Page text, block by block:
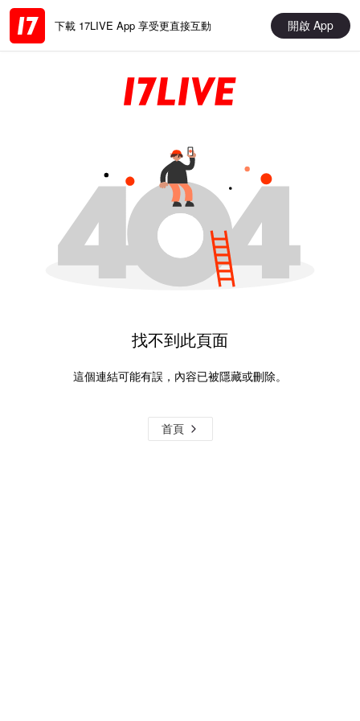
下載 17LIVE App 享受更直接互動 開啟 App
找不到此頁面
這個連結可能有誤，內容已被隱藏或刪除。
首頁